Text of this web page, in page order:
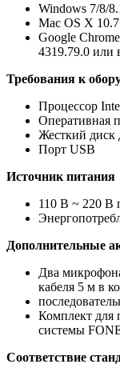
Windows 7/8/
Mac OS X
Google
4319.79.0 или
Требования к
Процессор
Оперативная
Жесткий диск
Порт USB
Источник питания
110 В ~ 220 В
Дополнительные
Два
кабеля 5 м в
Комплект для
системы
Соответствие